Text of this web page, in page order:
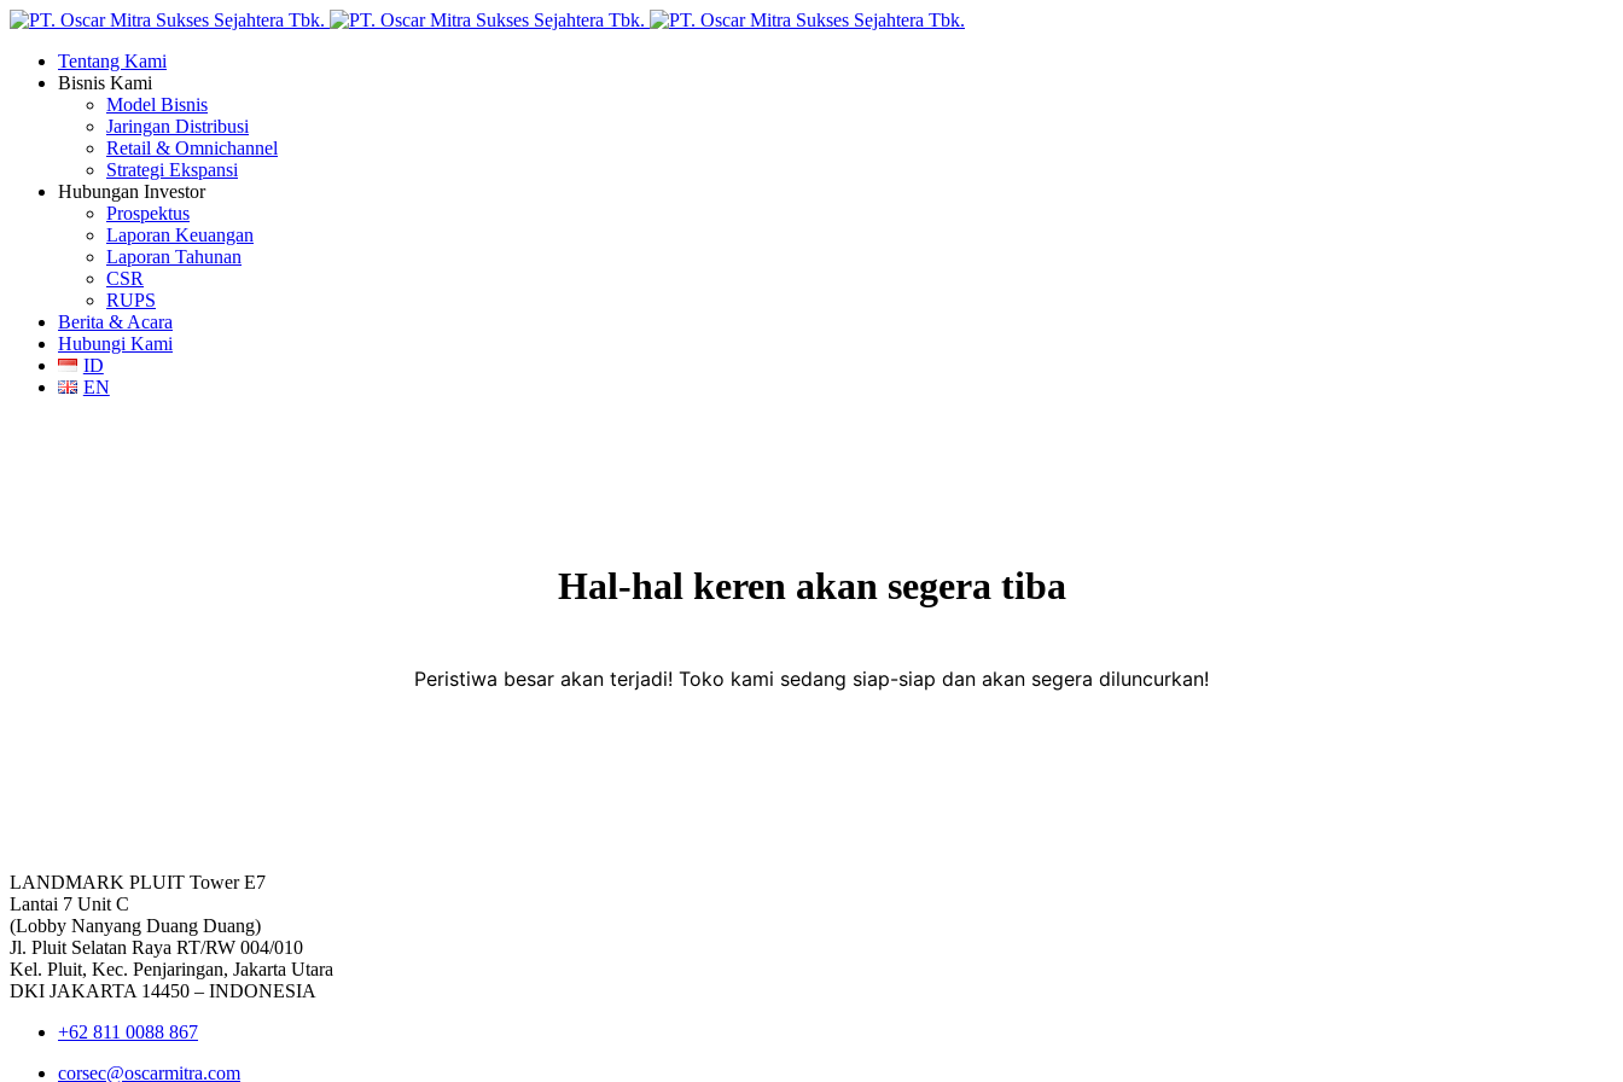
Tentang Kami
Bisnis Kami
Model Bisnis
Jaringan Distribusi
Retail & Omnichannel
Strategi Ekspansi
Hubungan Investor
Prospektus
Laporan Keuangan
Laporan Tahunan
CSR
RUPS
Berita & Acara
Hubungi Kami
ID
EN
Hal-hal keren akan segera tiba
Peristiwa besar akan terjadi! Toko kami sedang siap-siap dan akan segera diluncurkan!
LANDMARK PLUIT Tower E7
Lantai 7 Unit C
(Lobby Nanyang Duang Duang)
Jl. Pluit Selatan Raya RT/RW 004/010
Kel. Pluit, Kec. Penjaringan, Jakarta Utara
DKI JAKARTA 14450 – INDONESIA
+62 811 0088 867
corsec@oscarmitra.com